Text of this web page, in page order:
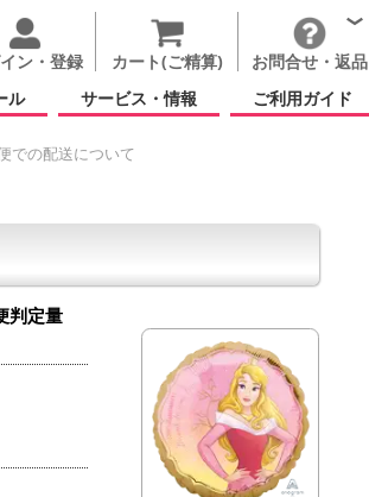
ン・登録 カート(ご精算)
お問合せ・返品
ル サービス・情報 ご利用ガイド
での配送について
判定量